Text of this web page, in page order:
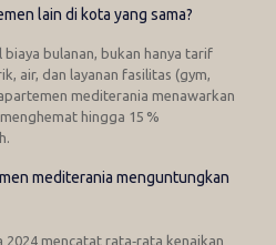
lain di kota yang sama?
bulanan, bukan hanya tarif
air, dan layanan fasilitas (gym,
mediterania menawarkan
hingga 15 %
mediterania menguntungkan
mencatat rata‑rata kenaikan